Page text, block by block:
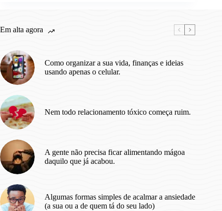
Em alta agora
Como organizar a sua vida, finanças e ideias
usando apenas o celular.
Nem todo relacionamento tóxico começa ruim.
A gente não precisa ficar alimentando mágoa
daquilo que já acabou.
Algumas formas simples de acalmar a ansiedade
(a sua ou a de quem tá do seu lado)